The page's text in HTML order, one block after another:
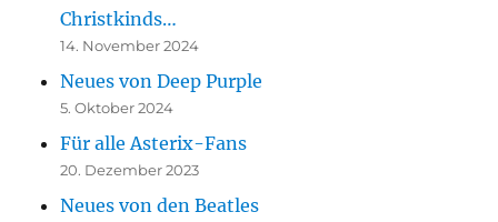
Christkinds…
14. November 2024
Neues von Deep Purple
5. Oktober 2024
Für alle Asterix-Fans
20. Dezember 2023
Neues von den Beatles